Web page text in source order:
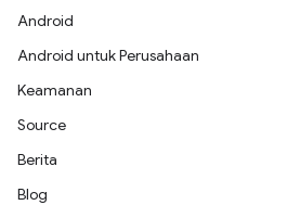
Android
Android untuk Perusahaan
Keamanan
Source
Berita
Blog